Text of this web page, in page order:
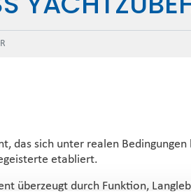
das sich unter realen
etabliert.
überzeugt durch Funktion,